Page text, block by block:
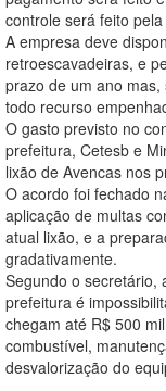
controle será feito
A empresa deve
retroescavadeiras, e
prazo de um ano
todo recurso
O gasto previsto no
prefeitura, Cetesb e
lixão de Avencas nos
O acordo foi fechado
aplicação de multas
atual lixão, e a
gradativamente.
Segundo o secretário,
prefeitura é
chegam até R$ 500
combustível,
desvalorização do